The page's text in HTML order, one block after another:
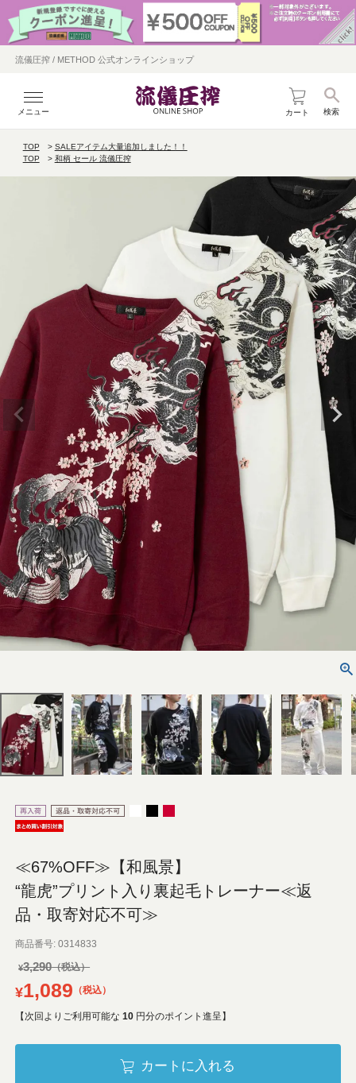
流儀圧搾 / METHOD 公式オンラインショップ
メニュー カート 検索
TOP
SALEアイテム大量追加しました！！
TOP
和柄 セール 流儀圧搾
≪67%OFF≫【和風景】
“龍虎”プリント入り裏起毛トレーナー≪返
品・取寄対応不可≫
商品番号 0314833
¥3,290
¥1,089 税込
【次回よりご利用可能な 10 円分のポイント進呈】
カートに入れる